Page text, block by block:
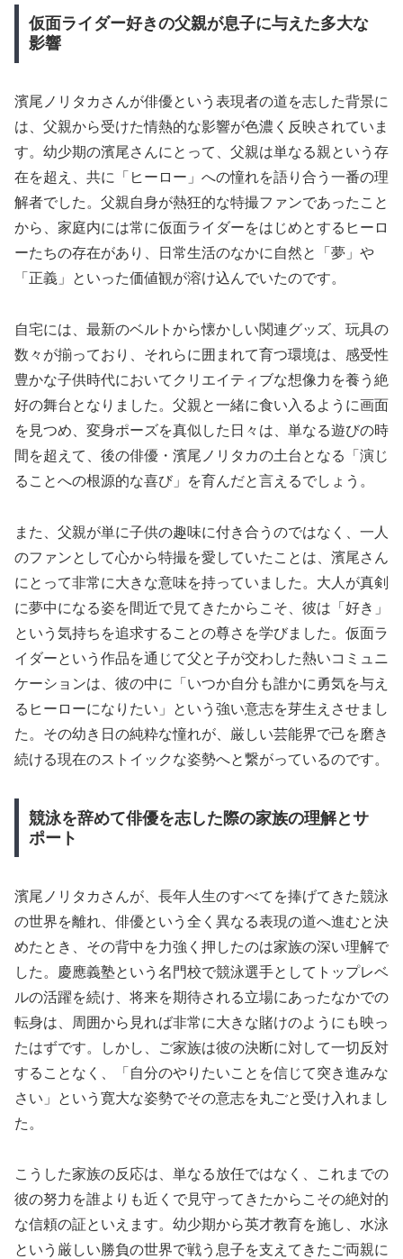
仮面ライダー好きの父親が息子に与えた多大な
影響
濱尾ノリタカさんが俳優という表現者の道を志した背景に
は、父親から受けた情熱的な影響が色濃く反映されていま
す。幼少期の濱尾さんにとって、父親は単なる親という存
在を超え、共に「ヒーロー」への憧れを語り合う一番の理
解者でした。父親自身が熱狂的な特撮ファンであったこと
から、家庭内には常に仮面ライダーをはじめとするヒーロ
ーたちの存在があり、日常生活のなかに自然と「夢」や
「正義」といった価値観が溶け込んでいたのです。
自宅には、最新のベルトから懐かしい関連グッズ、玩具の
数々が揃っており、それらに囲まれて育つ環境は、感受性
豊かな子供時代においてクリエイティブな想像力を養う絶
好の舞台となりました。父親と一緒に食い入るように画面
を見つめ、変身ポーズを真似した日々は、単なる遊びの時
間を超えて、後の俳優・濱尾ノリタカの土台となる「演じ
ることへの根源的な喜び」を育んだと言えるでしょう。
また、父親が単に子供の趣味に付き合うのではなく、一人
のファンとして心から特撮を愛していたことは、濱尾さん
にとって非常に大きな意味を持っていました。大人が真剣
に夢中になる姿を間近で見てきたからこそ、彼は「好き」
という気持ちを追求することの尊さを学びました。仮面ラ
イダーという作品を通じて父と子が交わした熱いコミュニ
ケーションは、彼の中に「いつか自分も誰かに勇気を与え
るヒーローになりたい」という強い意志を芽生えさせまし
た。その幼き日の純粋な憧れが、厳しい芸能界で己を磨き
続ける現在のストイックな姿勢へと繋がっているのです。
競泳を辞めて俳優を志した際の家族の理解とサ
ポート
濱尾ノリタカさんが、長年人生のすべてを捧げてきた競泳
の世界を離れ、俳優という全く異なる表現の道へ進むと決
めたとき、その背中を力強く押したのは家族の深い理解で
した。慶應義塾という名門校で競泳選手としてトップレベ
ルの活躍を続け、将来を期待される立場にあったなかでの
転身は、周囲から見れば非常に大きな賭けのようにも映っ
たはずです。しかし、ご家族は彼の決断に対して一切反対
することなく、「自分のやりたいことを信じて突き進みな
さい」という寛大な姿勢でその意志を丸ごと受け入れまし
た。
こうした家族の反応は、単なる放任ではなく、これまでの
彼の努力を誰よりも近くで見守ってきたからこその絶対的
な信頼の証といえます。幼少期から英才教育を施し、水泳
という厳しい勝負の世界で戦う息子を支えてきたご両親に